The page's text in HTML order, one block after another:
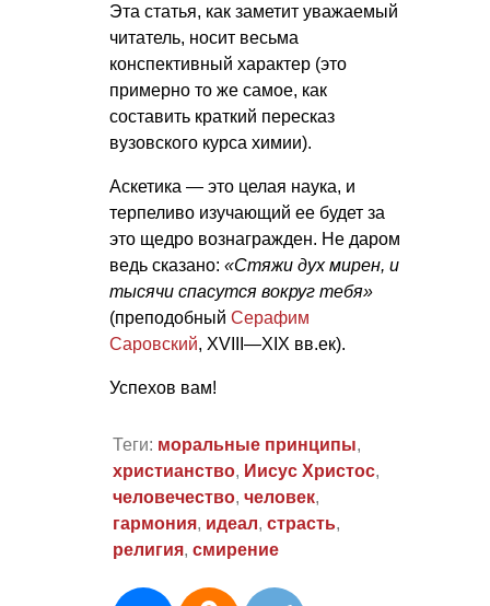
Эта статья, как заметит уважаемый
читатель, носит весьма
конспективный характер (это
примерно то же самое, как
составить краткий пересказ
вузовского курса химии).
Аскетика — это целая наука, и
терпеливо изучающий ее будет за
это щедро вознагражден. Не даром
ведь сказано: «Стяжи дух мирен, и
тысячи спасутся вокруг тебя»
(преподобный Серафим
Саровский, XVIII—XIX вв.ек).
Успехов вам!
Теги: моральные принципы,
христианство, Иисус Христос,
человечество, человек,
гармония, идеал, страсть,
религия, смирение